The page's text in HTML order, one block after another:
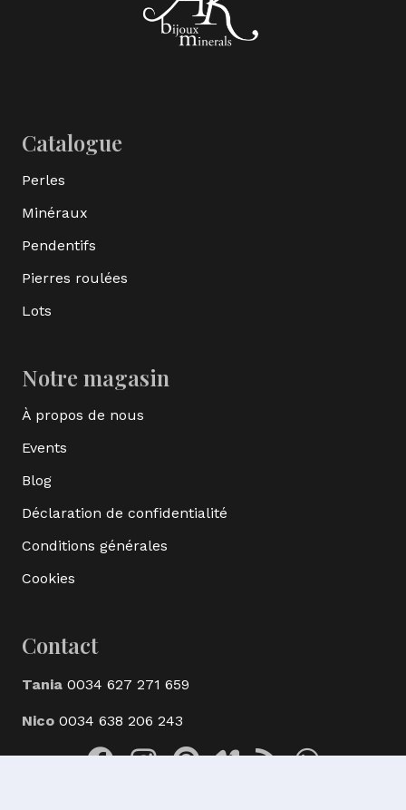
Catalogue
Perles
Minéraux
Pendentifs
Pierres roulées
Lots
Notre magasin
À propos de nous
Events
Blog
Déclaration de confidentialité
Conditions générales
Cookies
Contact
Tania 0034 627 271 659
Nico 0034 638 206 243